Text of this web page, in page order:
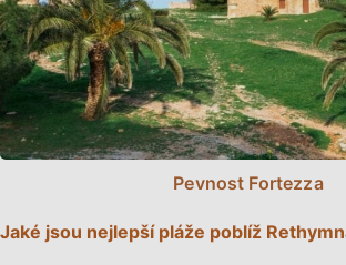
Pevnost Fortezza
Jaké jsou nejlepší pláže poblíž